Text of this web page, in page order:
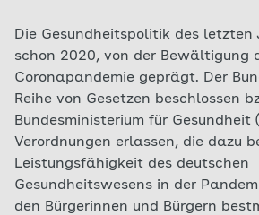
Die Gesundheitspolitik des letzten
schon 2020, von der Bewältigung
Coronapandemie geprägt. Der
Reihe von Gesetzen beschlossen
Bundesministerium für Gesundheit
Verordnungen erlassen, die dazu
Leistungsfähigkeit des deutschen
Gesundheitswesens in der
den Bürgerinnen und Bürgern